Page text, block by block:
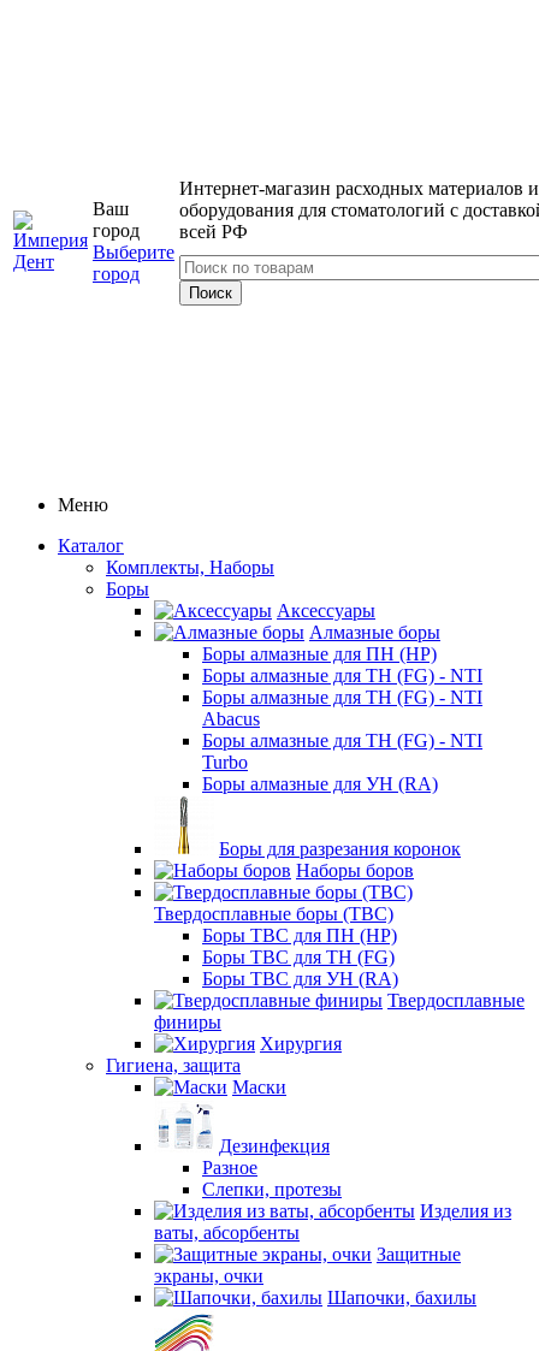
Ваш
город
Выберите
город
Интернет-магазин расходных материалов и
оборудования для стоматологий с
всей РФ
Меню
Каталог
Комплекты, Наборы
Боры
Аксессуары
Алмазные боры
Боры алмазные для ПН (HP)
Боры алмазные для ТН (FG) - NTI
Боры алмазные для ТН (FG) - NTI
Abacus
Боры алмазные для ТН (FG) - NTI
Turbo
Боры алмазные для УН (RA)
Боры для разрезания коронок
Наборы боров
Твердосплавные боры (ТВС)
Боры ТВС для ПН (HP)
Боры ТВС для ТН (FG)
Боры ТВС для УН (RA)
Твердосплавные
финиры
Хирургия
Гигиена, защита
Маски
Дезинфекция
Разное
Слепки, протезы
Изделия из
ваты, абсорбенты
Защитные
экраны, очки
Шапочки, бахилы